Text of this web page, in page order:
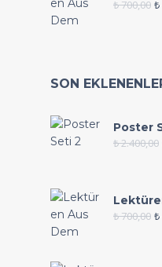
₺700,00 ₺
SON
Poster
₺2.400,00
₺700,00 ₺